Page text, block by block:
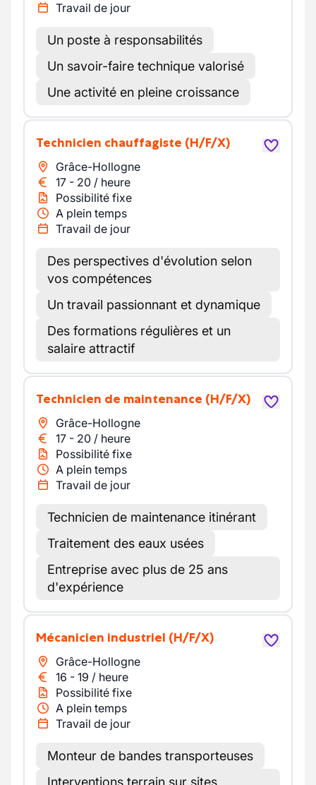
Travail de jour
Un poste à responsabilités
Un savoir-faire technique valorisé
Une activité en pleine croissance
Technicien chauffagiste (H/F/X)
Grâce-Hollogne
17 - 20 / heure
Possibilité fixe
A plein temps
Travail de jour
Des perspectives d'évolution selon
vos compétences
Un travail passionnant et dynamique
Des formations régulières et un
salaire attractif
Technicien de maintenance (H/F/X)
Grâce-Hollogne
17 - 20 / heure
Possibilité fixe
A plein temps
Travail de jour
Technicien de maintenance itinérant
Traitement des eaux usées
Entreprise avec plus de 25 ans
d'expérience
Mécanicien industriel (H/F/X)
Grâce-Hollogne
16 - 19 / heure
Possibilité fixe
A plein temps
Travail de jour
Monteur de bandes transporteuses
Interventions terrain sur sites